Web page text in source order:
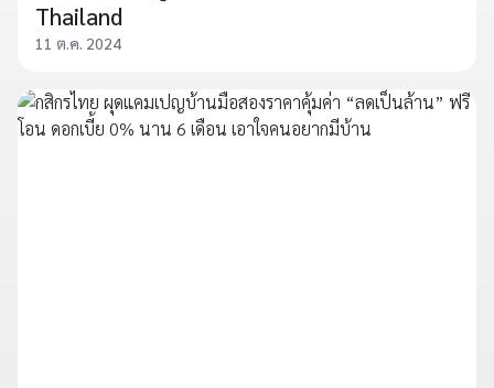
Thailand
11 ต.ค. 2024